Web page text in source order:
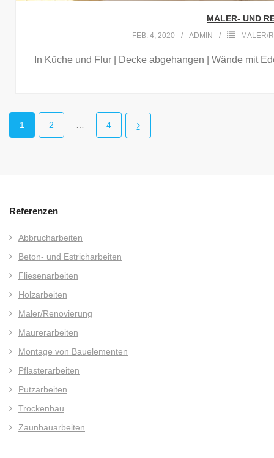
MALER- UND
FEB. 4, 2020 ADMIN MALER/
In Küche und Flur | Decke abgehangen | Wände mit
1 2 … 4
Referenzen
Abbrucharbeiten
Beton- und Estricharbeiten
Fliesenarbeiten
Holzarbeiten
Maler/Renovierung
Maurerarbeiten
Montage von Bauelementen
Pflasterarbeiten
Putzarbeiten
Trockenbau
Zaunbauarbeiten